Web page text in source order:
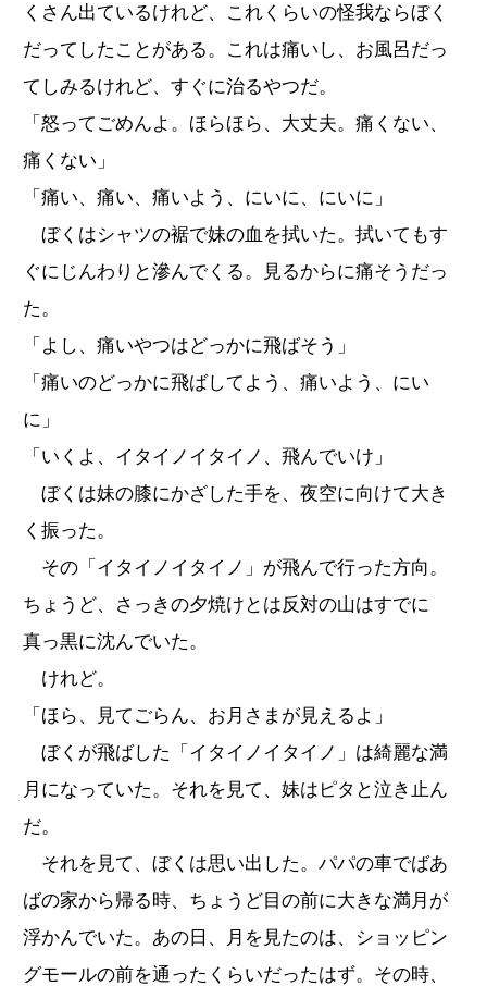
くさん出ているけれど、これくらいの怪我ならぼく
だってしたことがある。これは痛いし、お風呂だっ
てしみるけれど、すぐに治るやつだ。
「怒ってごめんよ。ほらほら、大丈夫。痛くない、
痛くない」
「痛い、痛い、痛いよう、にいに、にいに」
ぼくはシャツの裾で妹の血を拭いた。拭いてもす
ぐにじんわりと滲んでくる。見るからに痛そうだっ
た。
「よし、痛いやつはどっかに飛ばそう」
「痛いのどっかに飛ばしてよう、痛いよう、にい
に」
「いくよ、イタイノイタイノ、飛んでいけ」
ぼくは妹の膝にかざした手を、夜空に向けて大き
く振った。
その「イタイノイタイノ」が飛んで行った方向。
ちょうど、さっきの夕焼けとは反対の山はすでに
真っ黒に沈んでいた。
けれど。
「ほら、見てごらん、お月さまが見えるよ」
ぼくが飛ばした「イタイノイタイノ」は綺麗な満
月になっていた。それを見て、妹はピタと泣き止ん
だ。
それを見て、ぼくは思い出した。パパの車でばあ
ばの家から帰る時、ちょうど目の前に大きな満月が
浮かんでいた。あの日、月を見たのは、ショッピン
グモールの前を通ったくらいだったはず。その時、